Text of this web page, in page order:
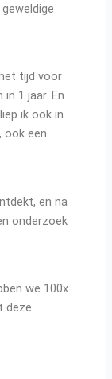
tijd voor
1 jaar. En
ik ook in
ook een
en na
onderzoek
we 100x
deze